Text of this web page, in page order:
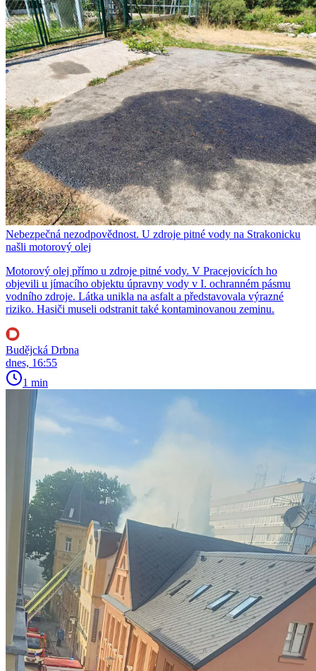
Nebezpečná nezodpovědnost. U zdroje pitné vody na Strakonicku
našli motorový olej
Motorový olej přímo u zdroje pitné vody. V Pracejovicích ho
objevili u jímacího objektu úpravny vody v I. ochranném pásmu
vodního zdroje. Látka unikla na asfalt a představovala výrazné
riziko. Hasiči museli odstranit také kontaminovanou zeminu.
Budějcká Drbna
dnes, 16:55
1 min